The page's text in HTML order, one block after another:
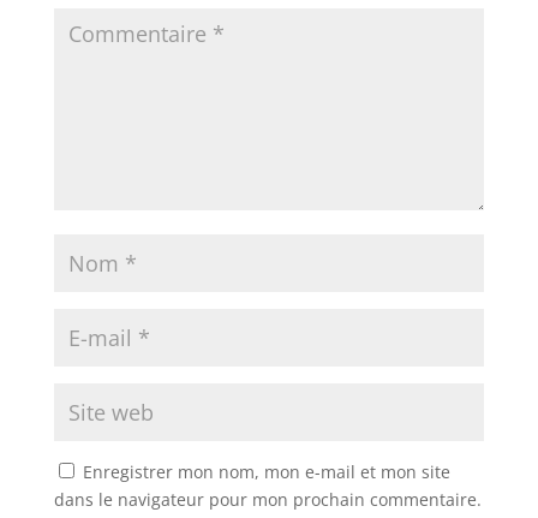
Enregistrer mon nom, mon e-mail et mon site
dans le navigateur pour mon prochain commentaire.